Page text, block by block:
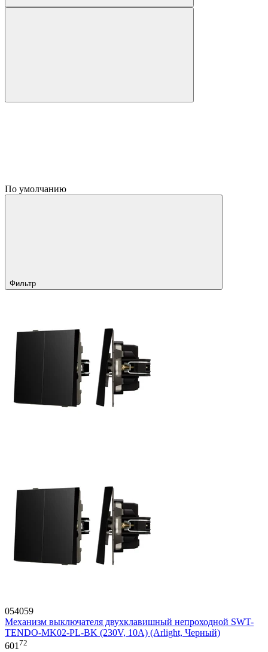
По умолчанию
Фильтр
054059
Механизм выключателя двухклавишный непроходной SWT-
TENDO-MK02-PL-BK (230V, 10A) (Arlight, Черный)
60172